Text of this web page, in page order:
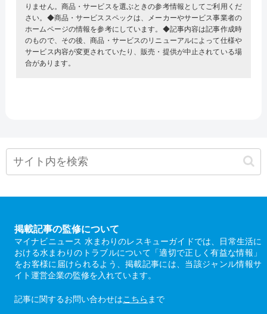
りません。商品・サービスを選ぶときの参考情報としてご利用くだ
さい。◆商品・サービススペックは、メーカーやサービス事業者の
ホームページの情報を参考にしています。◆記事内容は記事作成時
のもので、その後、商品・サービスのリニューアルによって仕様や
サービス内容が変更されていたり、販売・提供が中止されている場
合があります。
掲載記事の監修について
マイナビニュース 水まわりのレスキューガイドでは、日常生活に
おける水まわりのトラブルについて「適切で正しく有益な情報」
をお客様に届けられるよう、掲載記事には、当該ジャンル情報サ
イト運営企業の監修を入れています。
記事に関するお問い合わせはこちら まで